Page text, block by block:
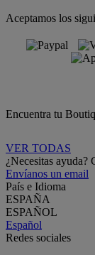
Aceptamos los
Encuentra tu
VER TODAS
¿Necesitas ayuda?
Envíanos un email
País e Idioma
ESPAÑA
ESPAÑOL
Español
Redes sociales